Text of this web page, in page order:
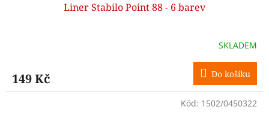
Liner Stabilo Point 88 - 6 barev
SKLADEM
149 Kč Do košíku
Kód: 1502/0450322